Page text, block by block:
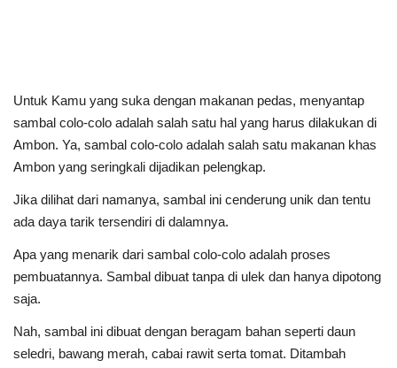
Untuk Kamu yang suka dengan makanan pedas, menyantap
sambal colo-colo adalah salah satu hal yang harus dilakukan di
Ambon. Ya, sambal colo-colo adalah salah satu makanan khas
Ambon yang seringkali dijadikan pelengkap.
Jika dilihat dari namanya, sambal ini cenderung unik dan tentu
ada daya tarik tersendiri di dalamnya.
Apa yang menarik dari sambal colo-colo adalah proses
pembuatannya. Sambal dibuat tanpa di ulek dan hanya dipotong
saja.
Nah, sambal ini dibuat dengan beragam bahan seperti daun
seledri, bawang merah, cabai rawit serta tomat. Ditambah